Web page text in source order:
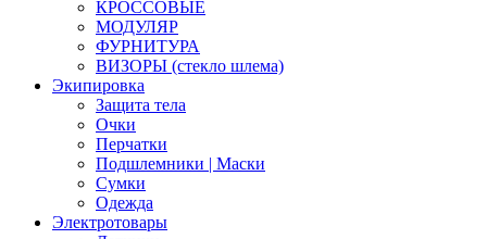
КРОССОВЫЕ
МОДУЛЯР
ФУРНИТУРА
ВИЗОРЫ (стекло шлема)
Экипировка
Защита тела
Очки
Перчатки
Подшлемники | Маски
Сумки
Одежда
Электротовары